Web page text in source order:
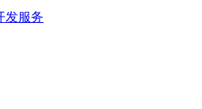
发服务